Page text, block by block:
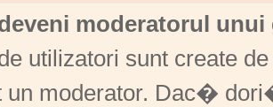
moderatorul
utilizatori sunt create
un moderator. Dac�